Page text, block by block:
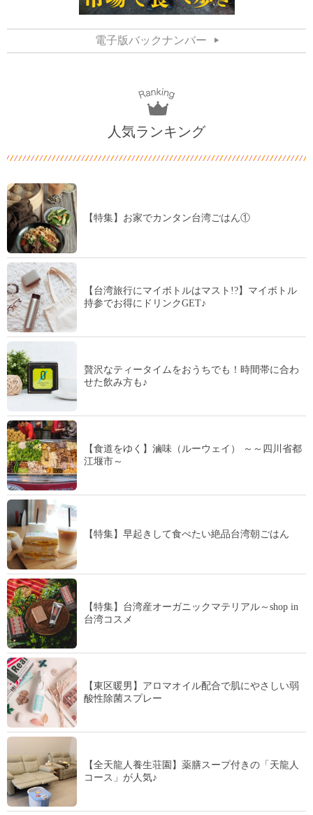
電子版バックナンバー
人気ランキング
【特集】お家でカンタン台湾ごはん①
【台湾旅行にマイボトルはマスト!?】マイボトル
持参でお得にドリンクGET♪
贅沢なティータイムをおうちでも！時間帯に合わ
せた飲み方も♪
【食道をゆく】滷味（ルーウェイ） ～～四川省都
江堰市～
【特集】早起きして食べたい絶品台湾朝ごはん
【特集】台湾産オーガニックマテリアル～shop in
台湾コスメ
【東区暖男】アロマオイル配合で肌にやさしい弱
酸性除菌スプレー
【全天龍人養生荘園】薬膳スープ付きの「天龍人
コース」が人気♪